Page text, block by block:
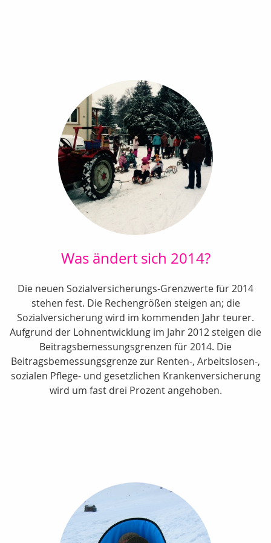
Was ändert sich 2014?
Die neuen Sozialversicherungs-Grenzwerte für 2014
stehen fest. Die Rechengrößen steigen an; die
Sozialversicherung wird im kommenden Jahr teurer.
Aufgrund der Lohnentwicklung im Jahr 2012 steigen die
Beitragsbemessungsgrenzen für 2014. Die
Beitragsbemessungsgrenze zur Renten-, Arbeitslosen-,
sozialen Pflege- und gesetzlichen Krankenversicherung
wird um fast drei Prozent angehoben.